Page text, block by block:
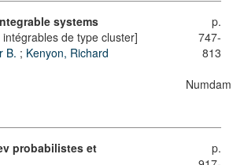
systems
de type cluster]
B. ; Kenyon, Richard
p.
747-
813
Numdam
probabilistes et
p.